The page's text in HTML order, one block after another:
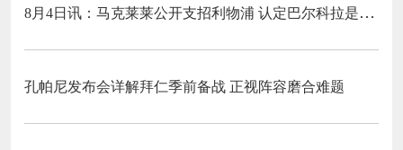
8月4日讯：马克莱莱公开支招利物浦 认定巴尔科拉是萨拉赫完美替代者
孔帕尼发布会详解拜仁季前备战 正视阵容磨合难题